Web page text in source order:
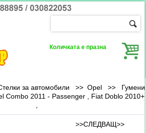
Количката е празна
за автомобили >> Opel >> Гумени
Combo 2011 - Passenger , Fiat Doblo 2010+
>>СЛЕДВАЩ>>